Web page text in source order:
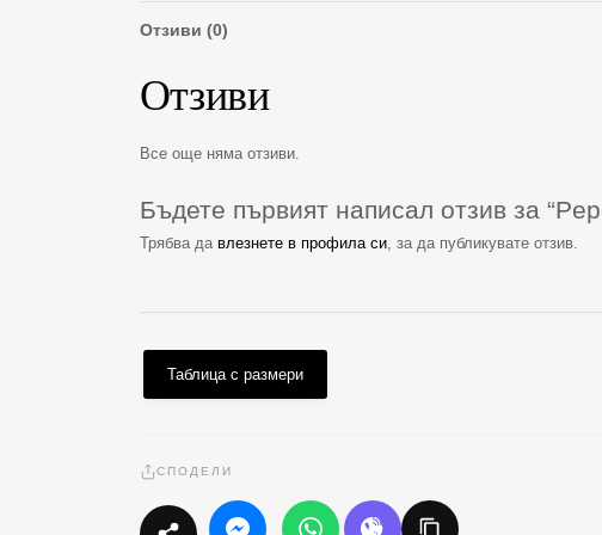
Отзиви (0)
Отзиви
Все още няма отзиви.
Бъдете първият написал отзив за
Трябва да влезнете в профила си, за да публикувате отзив.
Таблица с размери
СПОДЕЛИ